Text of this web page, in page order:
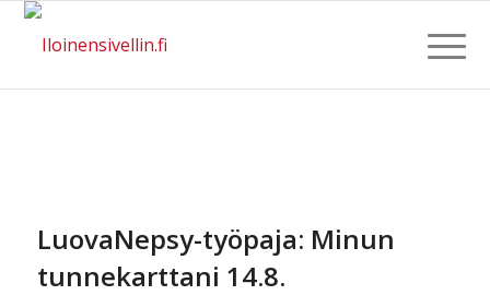
LuovaNepsy-työpaja: Minun
tunnekarttani 14.8.